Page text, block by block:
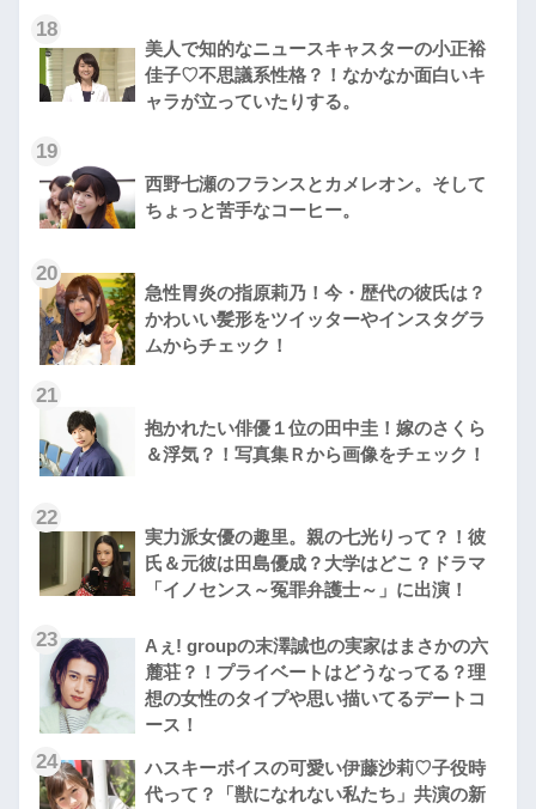
18
美人で知的なニュースキャスターの小正裕
佳子♡不思議系性格？！なかなか面白いキ
ャラが立っていたりする。
19
西野七瀬のフランスとカメレオン。そして
ちょっと苦手なコーヒー。
20
急性胃炎の指原莉乃！今・歴代の彼氏は？
かわいい髪形をツイッターやインスタグラ
ムからチェック！
21
抱かれたい俳優１位の田中圭！嫁のさくら
＆浮気？！写真集Ｒから画像をチェック！
22
実力派女優の趣里。親の七光りって？！彼
氏＆元彼は田島優成？大学はどこ？ドラマ
「イノセンス～冤罪弁護士～」に出演！
23
Aぇ! groupの末澤誠也の実家はまさかの六
麓荘？！プライベートはどうなってる？理
想の女性のタイプや思い描いてるデートコ
ース！
24
ハスキーボイスの可愛い伊藤沙莉♡子役時
代って？「獣になれない私たち」共演の新